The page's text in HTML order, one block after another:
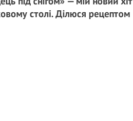
столі. Ділюся рецептом